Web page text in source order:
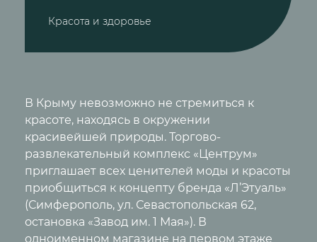
Красота и здоровье
В Крыму невозможно не стремиться к
красоте, находясь в окружении
красивейшей природы. Торгово-
развлекательный комплекс «Центрум»
приглашает всех ценителей моды и красоты
приобщиться к концепту бренда «Л’Этуаль»
(Симферополь, ул. Севастопольская 62,
остановка «Завод им. 1 Мая»). В
одноименном магазине на первом этаже